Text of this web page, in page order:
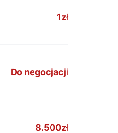
1zł
Do negocjacji
8.500zł